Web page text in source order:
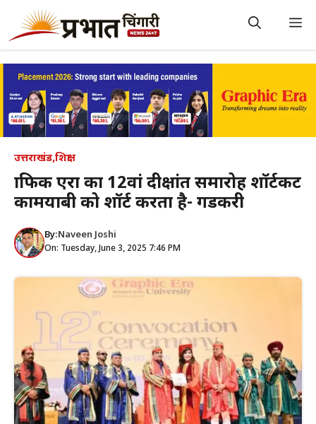
content
उत्तराखंड,शिक्षा
ग्राफिक एरा का 12वां दीक्षांत समारोह शॉर्टकट
कामयाबी को शॉर्ट करता है- गडकरी
By:Naveen Joshi
On: Tuesday, June 3, 2025 7:46 PM